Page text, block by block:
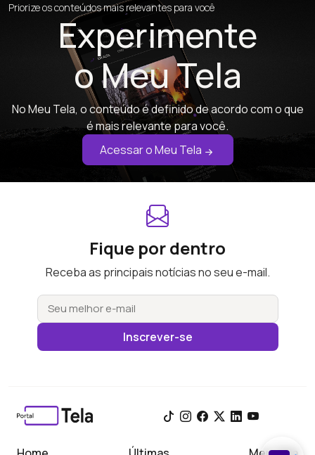
Priorize os conteúdos mais relevantes para você
Experimente
o Meu Tela
No Meu Tela, o conteúdo é definido de acordo com o que
é mais relevante para você.
Acessar o Meu Tela
Fique por dentro
Receba as principais notícias no seu e-mail.
Inscrever-se